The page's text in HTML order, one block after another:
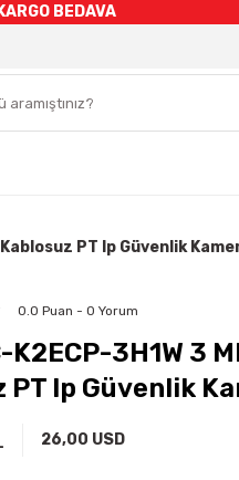
BEDAVA
PT Ip Güvenlik
0.0 Puan - 0 Yorum
K2ECP-3H1W 3
PT Ip Güvenlik
26,00 USD